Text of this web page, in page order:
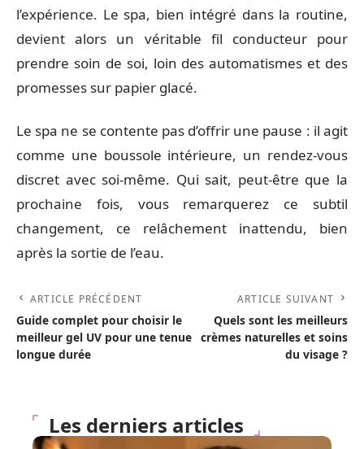
l’expérience. Le spa, bien intégré dans la routine,
devient alors un véritable fil conducteur pour
prendre soin de soi, loin des automatismes et des
promesses sur papier glacé.
Le spa ne se contente pas d’offrir une pause : il agit
comme une boussole intérieure, un rendez-vous
discret avec soi-même. Qui sait, peut-être que la
prochaine fois, vous remarquerez ce subtil
changement, ce relâchement inattendu, bien
après la sortie de l’eau.
ARTICLE PRÉCÉDENT
Guide complet pour choisir le
meilleur gel UV pour une tenue
longue durée
ARTICLE SUIVANT
Quels sont les meilleurs
crèmes naturelles et soins
du visage ?
Les derniers articles